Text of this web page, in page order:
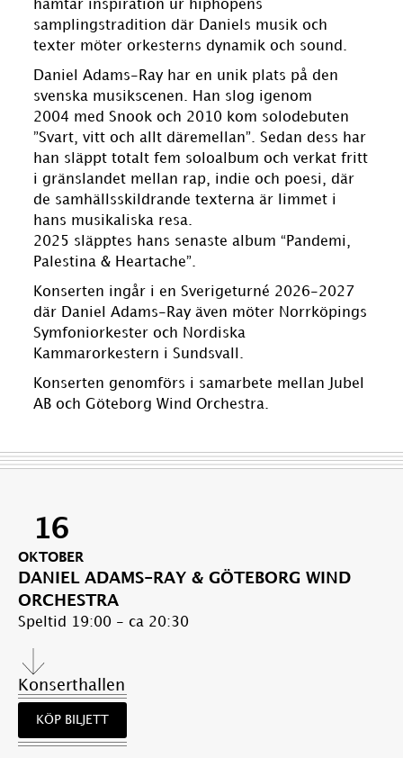
hämtar inspiration ur hiphopens
samplingstradition där Daniels musik och
texter möter orkesterns dynamik och sound.
Daniel Adams-Ray har en unik plats på den
svenska musikscenen. Han slog igenom
2004 med Snook och 2010 kom solodebuten
”Svart, vitt och allt däremellan”. Sedan dess har
han släppt totalt fem soloalbum och verkat fritt
i gränslandet mellan rap, indie och poesi, där
de samhällsskildrande texterna är limmet i
hans musikaliska resa.
2025 släpptes hans senaste album “Pandemi,
Palestina & Heartache”.
Konserten ingår i en Sverigeturné 2026-2027
där Daniel Adams-Ray även möter Norrköpings
Symfoniorkester och Nordiska
Kammarorkestern i Sundsvall.
Konserten genomförs i samarbete mellan Jubel
AB och Göteborg Wind Orchestra.
16
OKTOBER
DANIEL ADAMS-RAY & GÖTEBORG WIND
ORCHESTRA
Speltid 19:00 - ca 20:30
Konserthallen
KÖP BILJETT